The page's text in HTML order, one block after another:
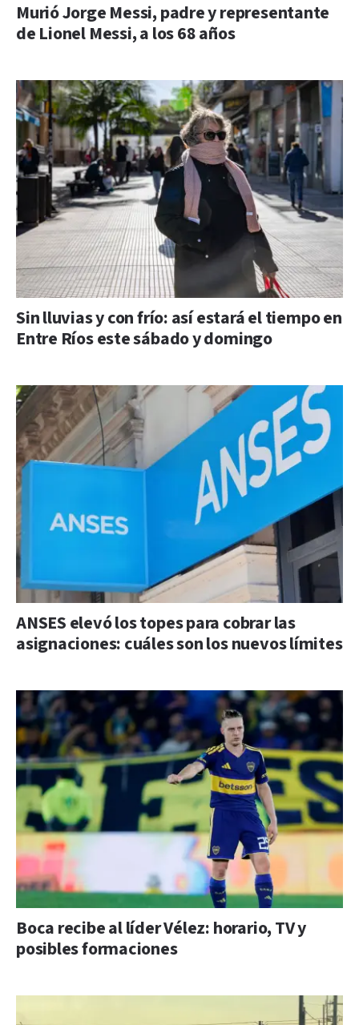
Murió Jorge Messi, padre y representante
de Lionel Messi, a los 68 años
Sin lluvias y con frío: así estará el tiempo en
Entre Ríos este sábado y domingo
ANSES elevó los topes para cobrar las
asignaciones: cuáles son los nuevos límites
Boca recibe al líder Vélez: horario, TV y
posibles formaciones